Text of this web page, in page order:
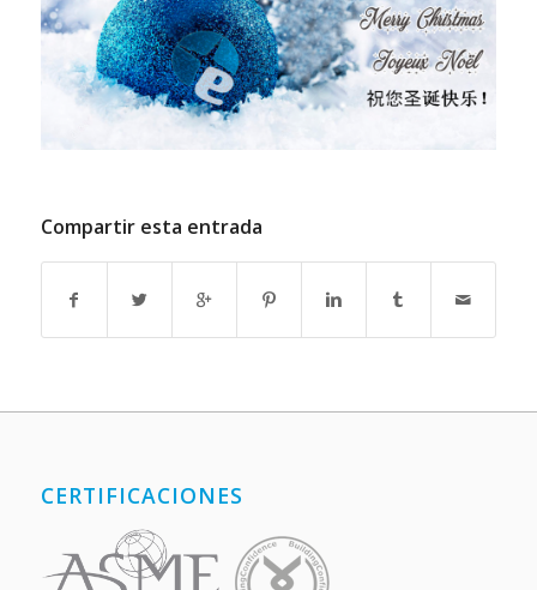
Compartir esta entrada
CERTIFICACIONES